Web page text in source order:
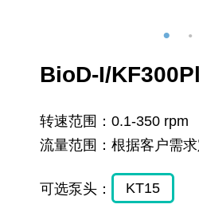
BioD-I/
转速范围： 0.1-350 rpm
流量范围： 根据客户需求
可选泵头： KT15